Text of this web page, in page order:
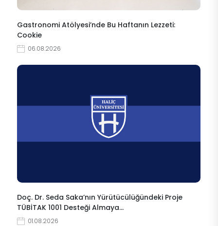
Gastronomi Atölyesi’nde Bu Haftanın Lezzeti:
Cookie
06.08.2026
Doç. Dr. Seda Saka’nın Yürütücülüğündeki Proje
TÜBİTAK 1001 Desteği Almaya…
01.08.2026